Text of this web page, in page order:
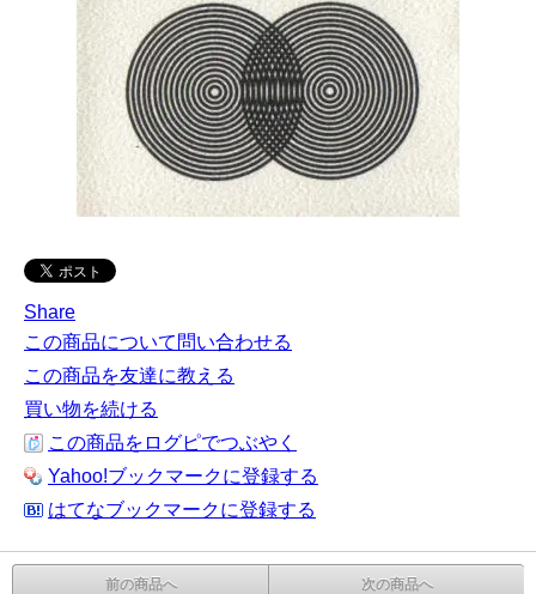
Share
この商品について問い合わせる
この商品を友達に教える
買い物を続ける
この商品をログピでつぶやく
Yahoo!ブックマークに登録する
はてなブックマークに登録する
前の商品へ 次の商品へ